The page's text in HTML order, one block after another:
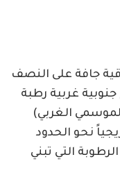
جافة على النصف
جنوبية غربية رطبة
الغربي)
نحو الحدود
التي تبني